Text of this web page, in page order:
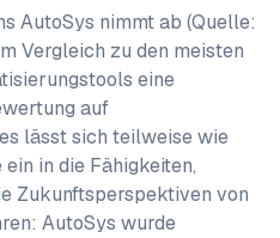
AutoSys nimmt ab (Quelle:
Vergleich zu den meisten
eine
auf
lässt sich teilweise wie
in die Fähigkeiten,
Zukunftsperspektiven von
AutoSys wurde